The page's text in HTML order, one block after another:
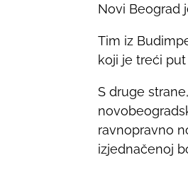
a
e
t
h
i
s
p
Novi Beograd
Tim iz
koji je treći
S druge
ravnopravno
izjednačenoj